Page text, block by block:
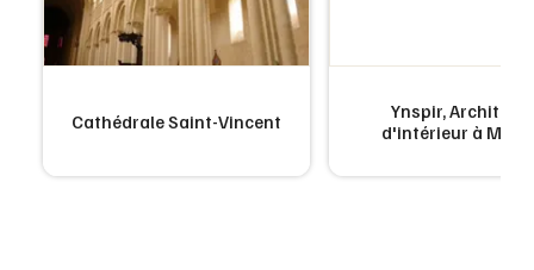
Cathédrale Saint-Vincent
Ynspir, Architecte
d'intérieur à